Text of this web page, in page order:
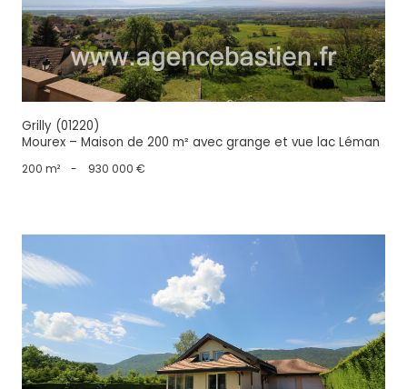
Grilly (01220)
Mourex – Maison de 200 m² avec grange et vue lac Léman
200 m² - 930 000 €
voir le bien